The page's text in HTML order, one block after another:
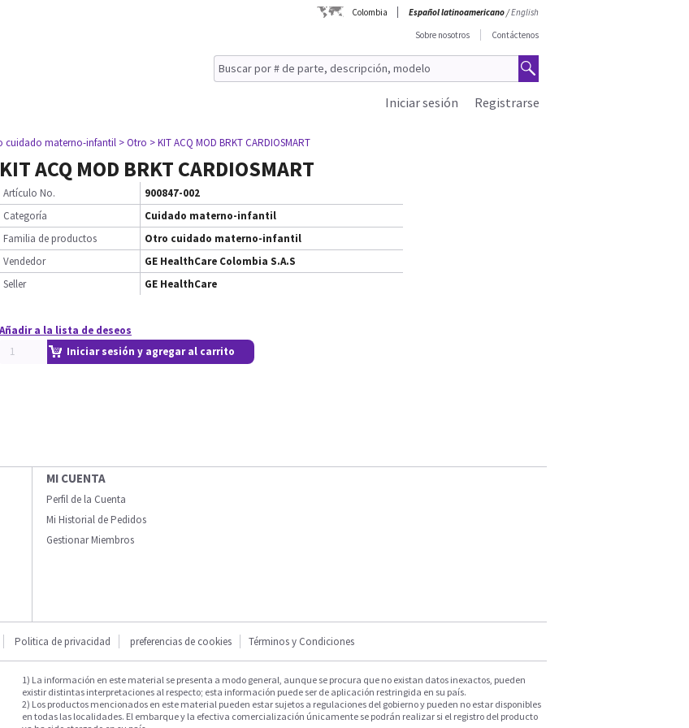
Colombia Español latinoamericano/English
Sobre nosotros
Contáctenos
Registrarse
Iniciar sesión
cuidado materno-infantil > Otro > KIT ACQ MOD BRKT CARDIOSMART
KIT ACQ MOD BRKT CARDIOSMART
Artículo No.
900847-002
Categoría
Cuidado materno-infantil
Familia de productos
Otro cuidado materno-infantil
Vendedor
GE HealthCare Colombia S.A.S
Seller
GE HealthCare
Añadir a la lista de deseos
Iniciar sesión y agregar al carrito
MI CUENTA
Perfil de la Cuenta
Mi Historial de Pedidos
Gestionar Miembros
Politica de privacidad preferencias de cookies Términos y Condiciones
1) La información en este material se presenta a modo general, aunque se procura que no existan datos inexactos, pueden
existir distintas interpretaciones al respecto; esta información puede ser de aplicación restringida en su país.
2) Los productos mencionados en este material pueden estar sujetos a regulaciones del gobierno y pueden no estar disponibles
en todas las localidades. El embarque y la efectiva comercialización únicamente se podrán realizar si el registro del producto